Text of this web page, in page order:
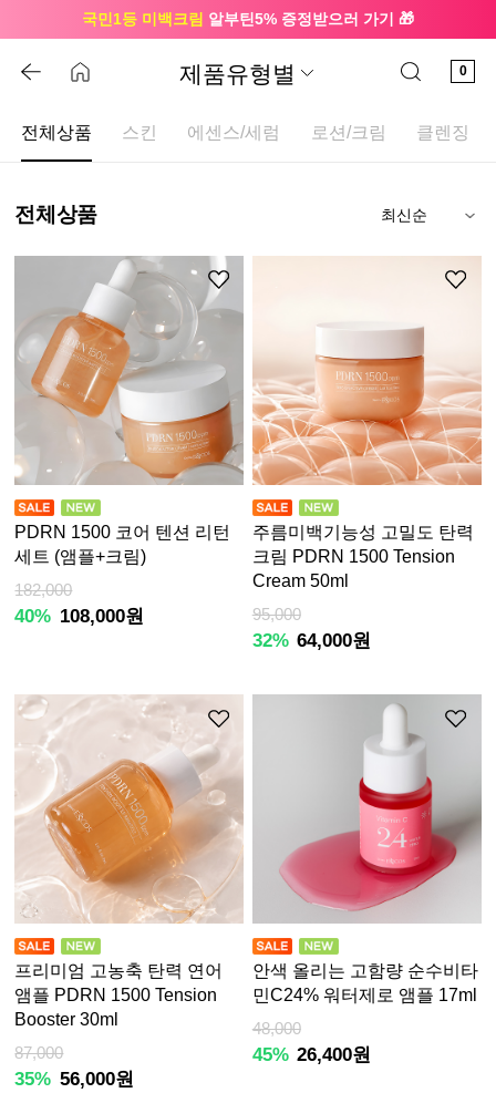
국민1등 미백크림 알부틴5% 증정받으러 가기 🎁
0
제품유형별
전체상품 스킨 에센스/세럼 로션/크림 클렌징
전체상품
PDRN 1500 코어 텐션 리턴
세트 (앰플+크림)
182,000
40% 108,000원
주름미백기능성 고밀도 탄력
크림 PDRN 1500 Tension
Cream 50ml
95,000
32% 64,000원
프리미엄 고농축 탄력 연어
앰플 PDRN 1500 Tension
Booster 30ml
87,000
35% 56,000원
안색 올리는 고함량 순수비타
민C24% 워터제로 앰플 17ml
48,000
45% 26,400원